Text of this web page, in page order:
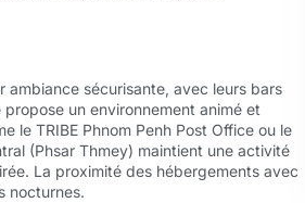
ambiance sécurisante, avec leurs bars
un environnement animé et
le TRIBE Phnom Penh Post Office ou le
(Phsar Thmey) maintient une activité
La proximité des hébergements avec
nocturnes.